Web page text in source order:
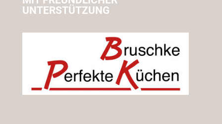
UNTERSTÜTZUNG